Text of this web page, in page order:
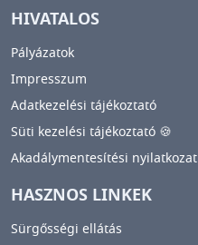
HIVATALOS
Pályázatok
Impresszum
Adatkezelési tájékoztató
Süti kezelési tájékoztató 🍪
Akadálymentesítési nyilatkozat
HASZNOS LINKEK
Sürgősségi ellátás